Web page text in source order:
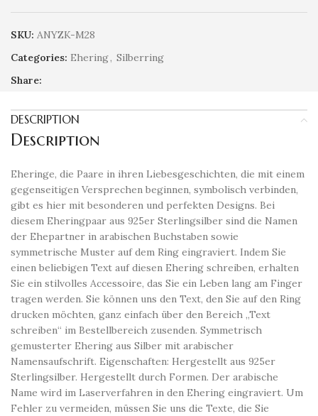
SKU: ANYZK-M28
Categories: Ehering, Silberring
Share:
DESCRIPTION
Description
Eheringe, die Paare in ihren Liebesgeschichten, die mit einem
gegenseitigen Versprechen beginnen, symbolisch verbinden,
gibt es hier mit besonderen und perfekten Designs. Bei
diesem Eheringpaar aus 925er Sterlingsilber sind die Namen
der Ehepartner in arabischen Buchstaben sowie
symmetrische Muster auf dem Ring eingraviert. Indem Sie
einen beliebigen Text auf diesen Ehering schreiben, erhalten
Sie ein stilvolles Accessoire, das Sie ein Leben lang am Finger
tragen werden. Sie können uns den Text, den Sie auf den Ring
drucken möchten, ganz einfach über den Bereich „Text
schreiben“ im Bestellbereich zusenden. Symmetrisch
gemusterter Ehering aus Silber mit arabischer
Namensaufschrift. Eigenschaften: Hergestellt aus 925er
Sterlingsilber. Hergestellt durch Formen. Der arabische
Name wird im Laserverfahren in den Ehering eingraviert. Um
Fehler zu vermeiden, müssen Sie uns die Texte, die Sie